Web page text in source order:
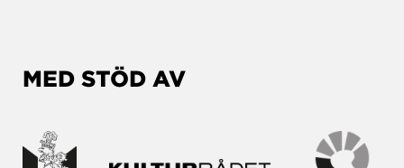
MED STÖD AV